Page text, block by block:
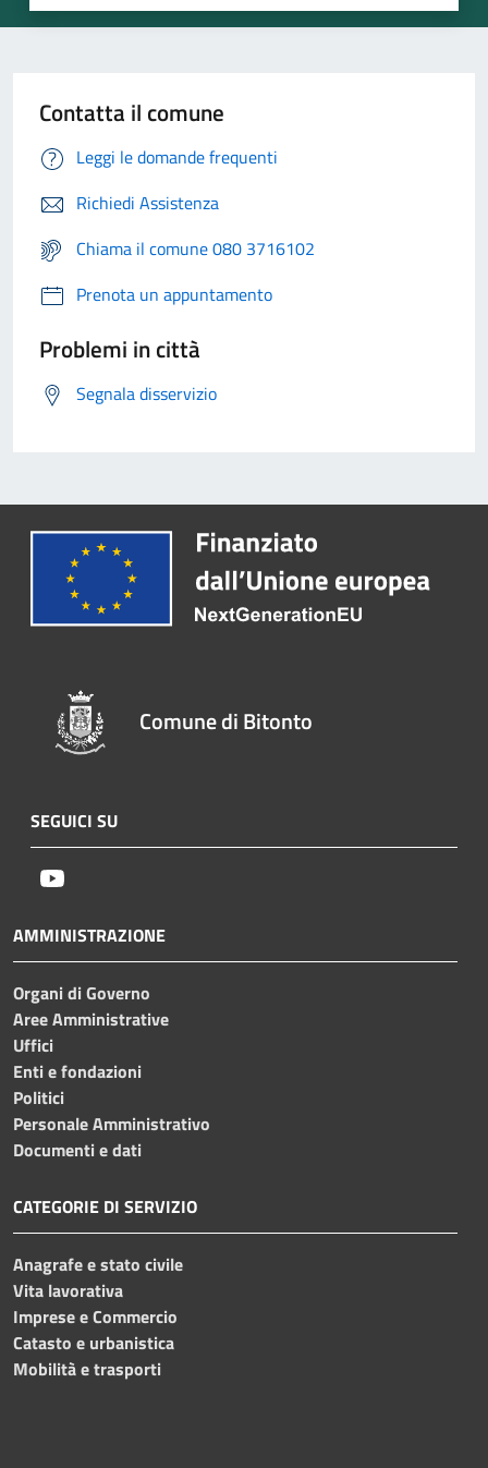
Contatta il comune
Leggi le domande frequenti
Richiedi Assistenza
Chiama il comune 080 3716102
Prenota un appuntamento
Problemi in città
Segnala disservizio
Comune di Bitonto
SEGUICI SU
AMMINISTRAZIONE
Organi di Governo
Aree Amministrative
Uffici
Enti e fondazioni
Politici
Personale Amministrativo
Documenti e dati
CATEGORIE DI SERVIZIO
Anagrafe e stato civile
Vita lavorativa
Imprese e Commercio
Catasto e urbanistica
Mobilità e trasporti